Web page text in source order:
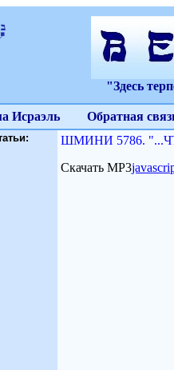
"Здесь
Исраэль Обратная
ШМИНИ 5786.
Скачать МР3